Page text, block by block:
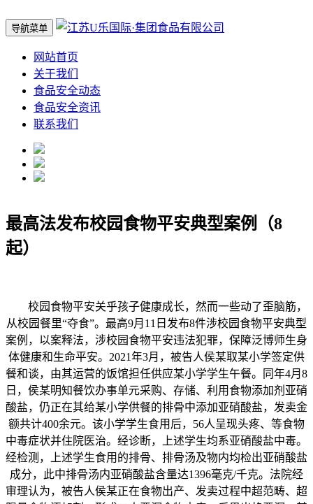
导航菜单
网站首页
关于我们
食品安全动态
食品安全资讯
联系我们
最高法发布校园食物平安典型案例（8
起）
校园食物平安关乎孩子健康成长，然而一些动了歪脑筋，
从校园餐里“夺食”。最高9月11日发布8件涉校园食物平安典型
案例，以案释法，涉校园食物平安违法犯罪，保障泛博师生身
体健康和生命平安。2021年3月，被告人侯某取某小学签定供
餐和谈，由其运营的饭馆担任供应某小学学生午餐。同年4月8
日，侯某明知餐饮办事单元采购、存储、利用食物添加剂亚硝
酸盐，仍正在其给某小学供餐的排骨中添加亚硝酸盐，发卖金
额共计400余元。该小学学生食用后，56人呈现头疼、等食物
中毒症状并住院医治。经诊断，上述学生均系亚硝酸盐中毒。
经检测，上述学生食用的排骨、排骨汤及物内均检出亚硝酸盐
成分，此中排骨汤内亚硝酸盐含量达1396毫克/千克。法院经
审理认为，被告人侯某正在食物出产、发卖过程中超范畴、超